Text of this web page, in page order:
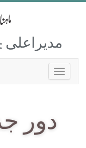
مدیراعلی :
دور